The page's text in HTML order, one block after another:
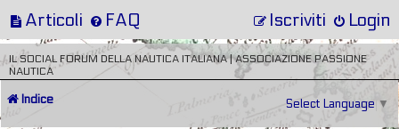
Articoli FAQ Login
Iscriviti
IL SOCIAL FORUM DELLA NAUTICA ITALIANA | ASSOCIAZIONE PASSIONE
NAUTICA
Indice Select Language ▼